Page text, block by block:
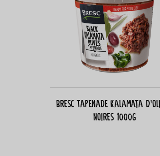
Bresc Tapenade Kalamata
noires 1000g